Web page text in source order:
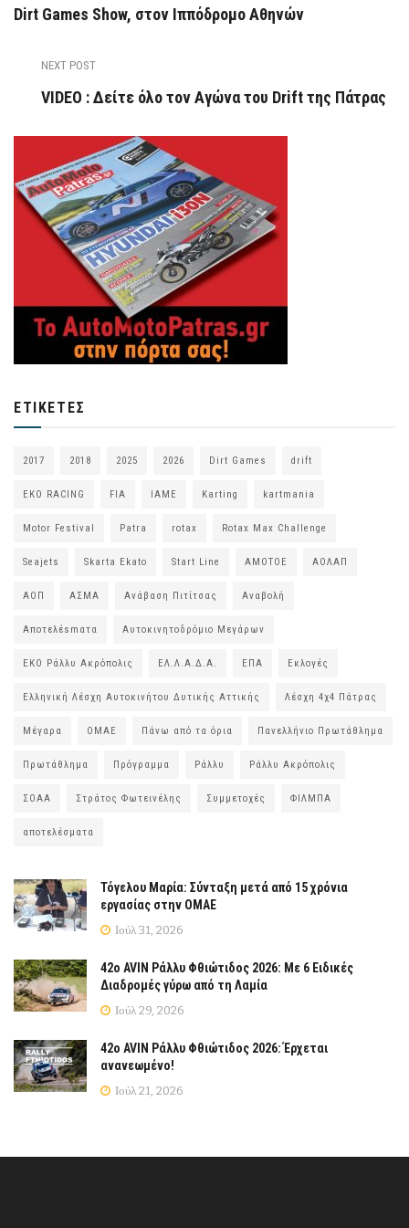
Dirt Games Show, στον Ιππόδρομο Αθηνών
NEXT POST
VIDEO : Δείτε όλο τον Αγώνα του Drift της Πάτρας
ΕΤΙΚΈΤΕΣ
2017 2018 2025 2026 Dirt Games drift
EKO RACING FIA IAME Karting kartmania
Motor Festival Patra rotax Rotax Max Challenge
Seajets Skarta Ekato Start Line ΑΜΟΤΟΕ ΑΟΛΑΠ
ΑΟΠ ΑΣΜΑ Ανάβαση Πιτίτσας Αναβολή
Αποτελέsmατα Αυτοκινητοδρόμιο Μεγάρων
ΕΚΟ Ράλλυ Ακρόπολις ΕΛ.Λ.Α.Δ.Α. ΕΠΑ Εκλογές
Ελληνική Λέσχη Αυτοκινήτου Δυτικής Αττικής Λέσχη 4χ4 Πάτρας
Μέγαρα ΟΜΑΕ Πάνω από τα όρια Πανελλήνιο Πρωτάθλημα
Πρωτάθλημα Πρόγραμμα Ράλλυ Ράλλυ Ακρόπολις
ΣΟΑΑ Στράτος Φωτεινέλης Συμμετοχές ΦΙΛΜΠΑ
αποτελέσματα
Τόγελου Μαρία: Σύνταξη μετά από 15 χρόνια
εργασίας στην ΟΜΑΕ
Ιούλ 31, 2026
42ο AVIN Ράλλυ Φθιώτιδος 2026: Με 6 Ειδικές
Διαδρομές γύρω από τη Λαμία
Ιούλ 29, 2026
42ο AVIN Ράλλυ Φθιώτιδος 2026: Έρχεται
ανανεωμένο!
Ιούλ 21, 2026